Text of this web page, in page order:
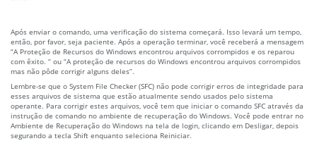
Após enviar o comando, uma verificação do sistema começará. Isso levará um tempo,
então, por favor, seja paciente. Após a operação terminar, você receberá a mensagem
“A Proteção de Recursos do Windows encontrou arquivos corrompidos e os reparou
com êxito. “ ou “A proteção de recursos do Windows encontrou arquivos corrompidos
mas não pôde corrigir alguns deles”.
Lembre-se que o System File Checker (SFC) não pode corrigir erros de integridade para
esses arquivos de sistema que estão atualmente sendo usados pelo sistema
operante. Para corrigir estes arquivos, você tem que iniciar o comando SFC através da
instrução de comando no ambiente de recuperação do Windows. Você pode entrar no
Ambiente de Recuperação do Windows na tela de login, clicando em Desligar, depois
segurando a tecla Shift enquanto seleciona Reiniciar.